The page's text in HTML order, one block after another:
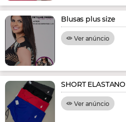
Blusas plus size
Ver anúncio
SHORT ELASTANO
Ver anúncio